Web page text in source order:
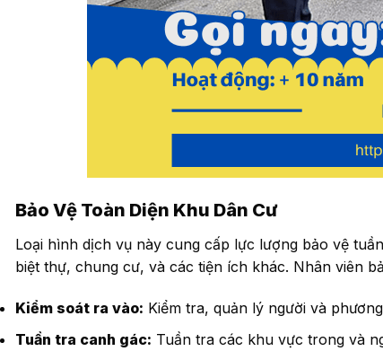
Bảo Vệ Toàn Diện Khu Dân Cư
Loại hình dịch vụ này cung cấp lực lượng bảo vệ
biệt thự, chung cư, và các tiện ích khác. Nhân viên
Kiểm soát ra vào: Kiểm tra, quản lý người và
Tuần tra canh gác: Tuần tra các khu vực trong và